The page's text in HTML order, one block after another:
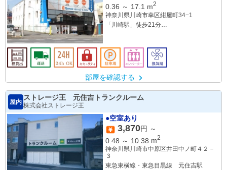
0.36 ～ 17.1 m2
神奈川県川崎市幸区紺屋町34−1
「川崎駅」徒歩21分
部屋を確認する
屋内
ストレージ王 元住吉トランクルーム
株式会社ストレージ王
●空室あり
3,870円 ～
0.48 ～ 10.38 m2
神奈川県川崎市中原区井田中ノ町４２－
３
東急東横線・東急目黒線 元住吉駅